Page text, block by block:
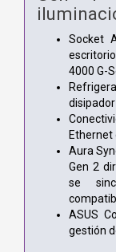
Socket
4000 G-
disipador
Ethernet
Aura
Gen 2
se
ASUS
gestión